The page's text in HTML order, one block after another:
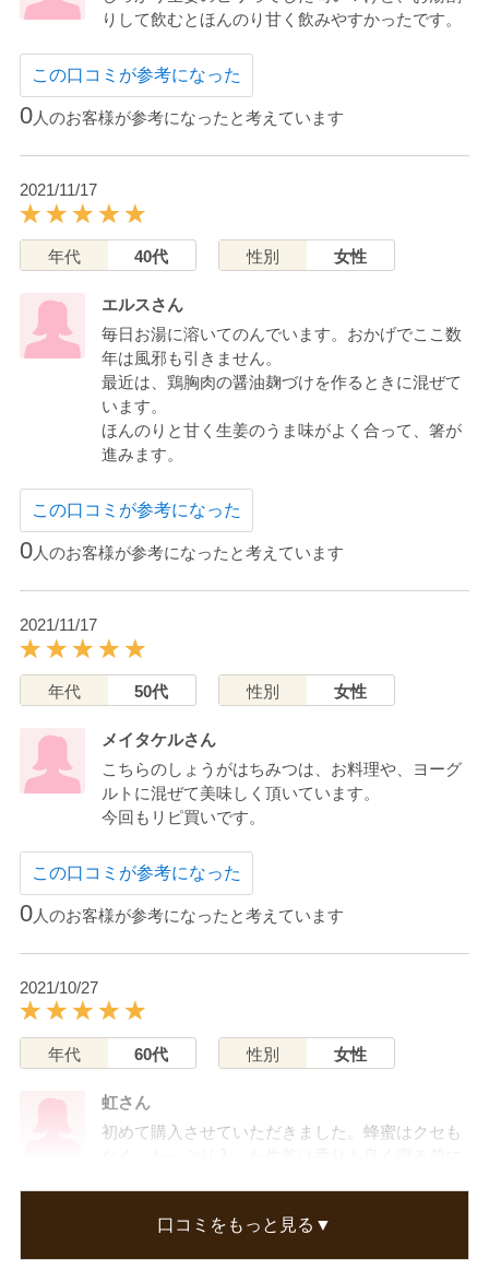
りして飲むとほんのり甘く飲みやすかったです。
この口コミが参考になった
0人のお客様が参考になったと考えています
2021/11/17
年代 40代 性別 女性
エルスさん
毎日お湯に溶いてのんでいます。おかげでここ数
年は風邪も引きません。
最近は、鶏胸肉の醤油麹づけを作るときに混ぜて
います。
ほんのりと甘く生姜のうま味がよく合って、箸が
進みます。
この口コミが参考になった
0人のお客様が参考になったと考えています
2021/11/17
年代 50代 性別 女性
メイタケルさん
こちらのしょうがはちみつは、お料理や、ヨーグ
ルトに混ぜて美味しく頂いています。
今回もリピ買いです。
この口コミが参考になった
0人のお客様が参考になったと考えています
2021/10/27
年代 60代 性別 女性
虹さん
初めて購入させていただきました。蜂蜜はクセも
けそうです。口コミをもっと見る▼